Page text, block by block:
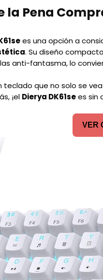
la Pena
es una opción a
. Su diseño
anti-fantasma, lo
teclado que no solo se
¡el Dierya DK61sees sin
VER